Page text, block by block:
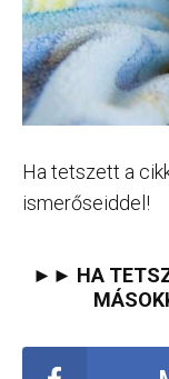
Ha tetszett a
ismerőseiddel!
►► HA